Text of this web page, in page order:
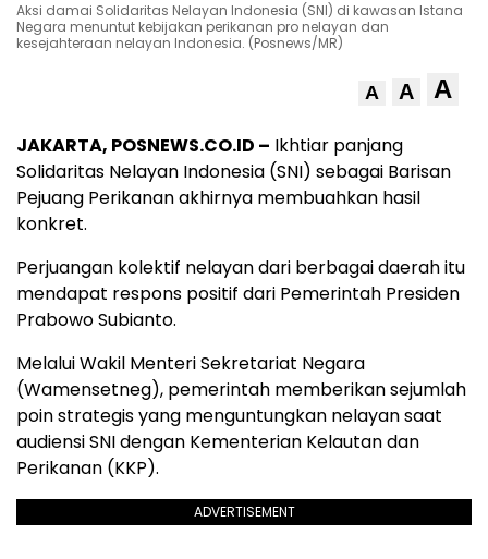
Aksi damai Solidaritas Nelayan Indonesia (SNI) di kawasan Istana
Negara menuntut kebijakan perikanan pro nelayan dan
kesejahteraan nelayan Indonesia. (Posnews/MR)
A A A
JAKARTA, POSNEWS.CO.ID – Ikhtiar panjang
Solidaritas Nelayan Indonesia (SNI) sebagai Barisan
Pejuang Perikanan akhirnya membuahkan hasil
konkret.
Perjuangan kolektif nelayan dari berbagai daerah itu
mendapat respons positif dari Pemerintah Presiden
Prabowo Subianto.
Melalui Wakil Menteri Sekretariat Negara
(Wamensetneg), pemerintah memberikan sejumlah
poin strategis yang menguntungkan nelayan saat
audiensi SNI dengan Kementerian Kelautan dan
Perikanan (KKP).
ADVERTISEMENT